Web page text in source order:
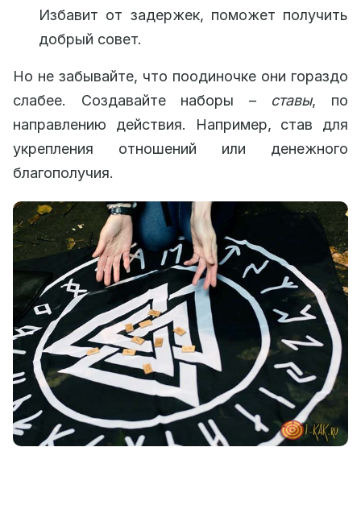
Избавит от задержек, поможет получить
добрый совет.
Но не забывайте, что поодиночке они гораздо
слабее. Создавайте наборы – ставы, по
направлению действия. Например, став для
укрепления отношений или денежного
благополучия.